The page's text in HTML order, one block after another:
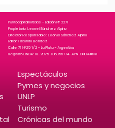
Puntocapitalnoticias - Edición N° 2271
Propietario: Leonel Sánchez Alpino
Director Responsable: Leonel Sánchez Alpino
Editor: Facundo Benitez
Calle 71 N°25 1/2 - La Plata - Argentina
Registro DNDA: RE-2025-106356774-APN-DNDA#MJ
Espectáculos
Pymes y negocios
UNLP
Turismo
Crónicas del mundo